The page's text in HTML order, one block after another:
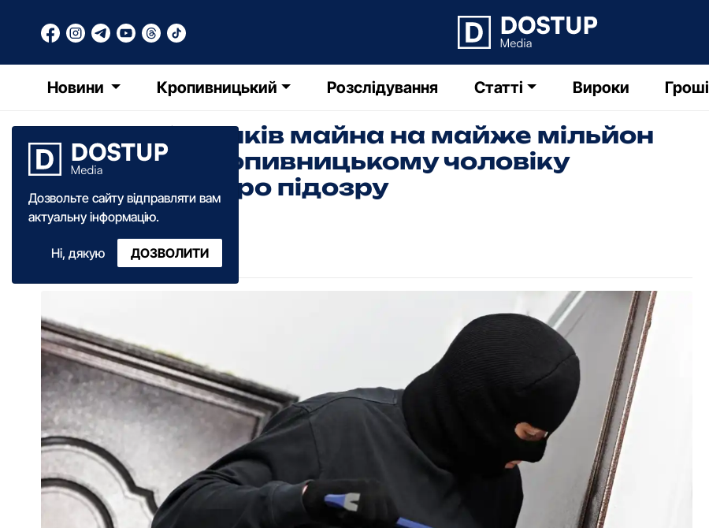
Новини Кропивницький Розслідування Статті Вироки Гроші
Дозвольте сайту відправляти вам
актуальну інформацію.
Ні, дякую ДОЗВОЛИТИ
Вкрав з будинків майна на майже мільйон
гривень: у Кропивницькому чоловіку
повідомили про підозру
17 жовтня·2025